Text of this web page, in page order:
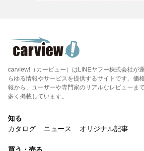
carview!（カービュー）はLINEヤフー株式会社が
らゆる情報やサービスを提供するサイトです。価
報から、ユーザーや専門家のリアルなレビューま
多く掲載しています。
知る
カタログ
ニュース オリジナル記事